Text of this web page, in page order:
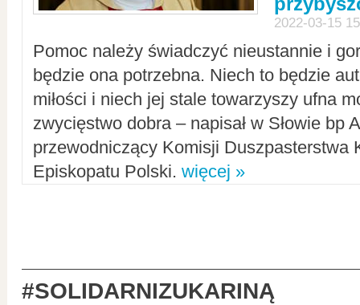
2022-03-15
Pomoc należy świadczyć nieustannie i
będzie ona potrzebna. Niech to będzie
miłości i niech jej stale towarzyszy ufna
zwycięstwo dobra – napisał w Słowie bp
przewodniczący Komisji Duszpasterstwa
Episkopatu Polski. więcej »
#SOLIDARNIZUKARINĄ